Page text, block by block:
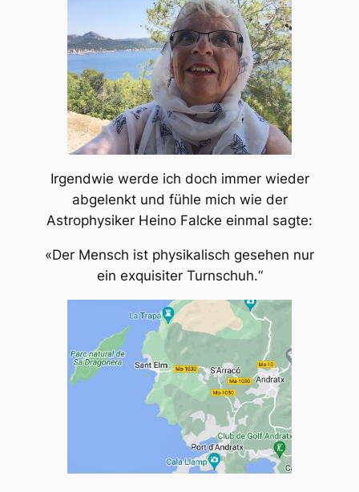
Irgendwie werde ich doch immer wieder
abgelenkt und fühle mich wie der
Astrophysiker Heino Falcke einmal sagte:
«Der Mensch ist physikalisch gesehen nur
ein exquisiter Turnschuh.“